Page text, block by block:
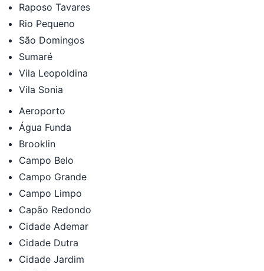
Raposo Tavares
Rio Pequeno
São Domingos
Sumaré
Vila Leopoldina
Vila Sonia
Aeroporto
Água Funda
Brooklin
Campo Belo
Campo Grande
Campo Limpo
Capão Redondo
Cidade Ademar
Cidade Dutra
Cidade Jardim